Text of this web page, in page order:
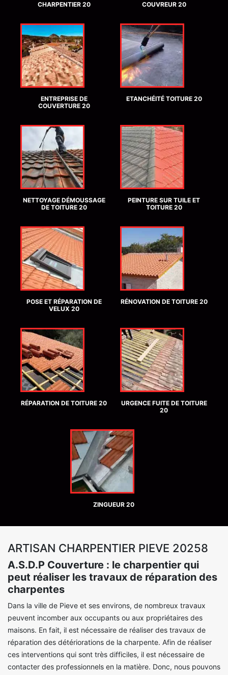
CHARPENTIER 20 COUVREUR 20
ENTREPRISE DE
COUVERTURE 20
ETANCHÉITÉ TOITURE 20
NETTOYAGE DÉMOUSSAGE
DE TOITURE 20
PEINTURE SUR TUILE ET
TOITURE 20
POSE ET RÉPARATION DE
VELUX 20
RÉNOVATION DE TOITURE 20
RÉPARATION DE TOITURE 20
URGENCE FUITE DE TOITURE
20
ZINGUEUR 20
ARTISAN CHARPENTIER PIEVE 20258
A.S.D.P Couverture : le charpentier qui
peut réaliser les travaux de réparation des
charpentes
Dans la ville de Pieve et ses environs, de nombreux travaux
peuvent incomber aux occupants ou aux propriétaires des
maisons. En fait, il est nécessaire de réaliser des travaux de
réparation des détériorations de la charpente. Afin de réaliser
ces interventions qui sont très difficiles, il est nécessaire de
contacter des professionnels en la matière. Donc, nous pouvons